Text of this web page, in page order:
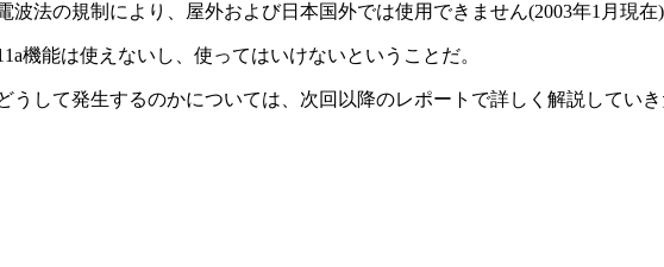
法の規制により、屋外および日本国外では使用できません(2003年1月現在)
機能は使えないし、使ってはいけないということだ。
して発生するのかについては、次回以降のレポートで詳しく解説していき